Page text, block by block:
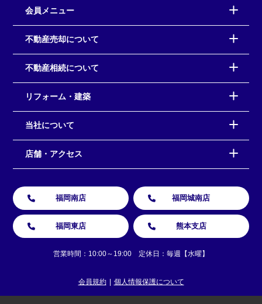
会員メニュー
不動産売却について
不動産相続について
リフォーム・建築
当社について
店舗・アクセス
福岡南店 福岡城南店
福岡東店 熊本支店
営業時間：10:00～19:00 定休日：毎週【水曜】
会員規約 個人情報保護について